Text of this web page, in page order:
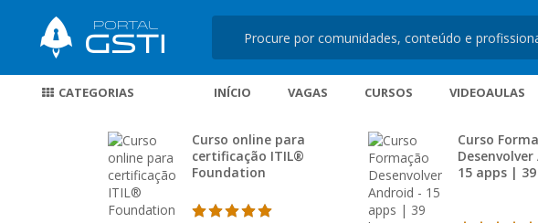
CATEGORIAS INÍCIO VAGAS CURSOS VIDEOAULAS
Curso online para
certificação ITIL®
Foundation
Curso
15 apps |